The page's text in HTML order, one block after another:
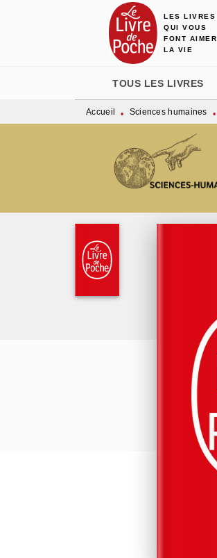
MENU RECHERCHE
LES LIVRES
QUI VOUS
FONT AIMER
LA VIE
TOUS LES LIVRES
Accueil • Sciences humaines •